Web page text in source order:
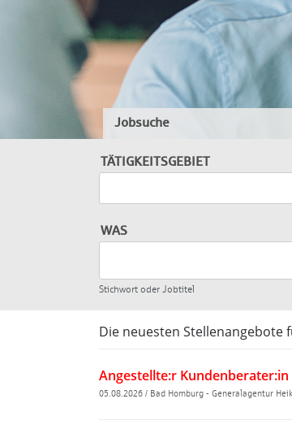
Jobsuche
TÄTIGKEITSGEBIET
WAS
Stichwort oder Jobtitel
Die neuesten Stellenangebote
Angestellte:r
05.08.2026 / Bad Homburg - Generalagentur